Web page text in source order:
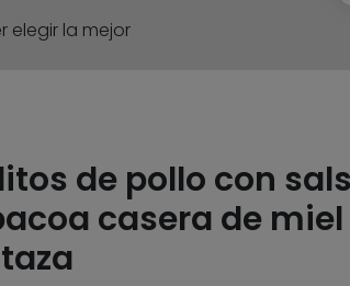
elegir la mejor
de pollo con
casera de